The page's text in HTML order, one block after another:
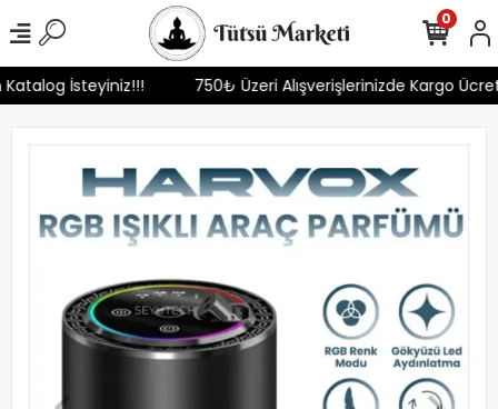
Katalog İsteyiniz!!! 750₺ Üzeri Alışverişlerinizde Kargo
0